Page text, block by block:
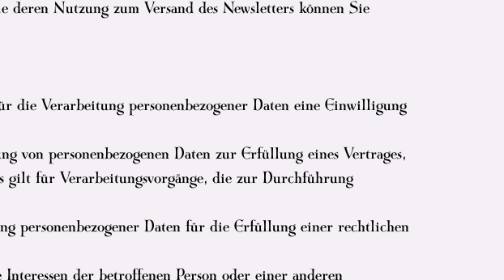
Nutzung zum Versand des Newsletters können Sie
Verarbeitung personenbezogener Daten eine Einwilligung
personenbezogenen Daten zur Erfüllung eines Vertrages,
gilt für Verarbeitungsvorgänge, die zur Durchführung
personenbezogener Daten für die Erfüllung einer rechtlichen
der betroffenen Person oder einer anderen